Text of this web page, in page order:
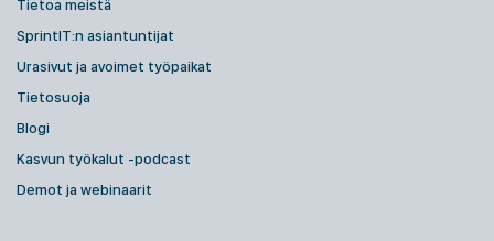
Tietoa meistä
SprintIT:n asiantuntijat
Urasivut ja avoimet työpaikat
Tietosuoja
Blogi
Kasvun työkalut -podcast
Demot ja webinaarit